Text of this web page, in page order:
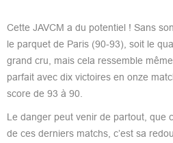
Cette JAVCM a du potentiel ! Sans
le parquet de Paris (90-93), soit le
grand cru, mais cela ressemble
parfait avec dix victoires en onze
score de 93 à 90.
Le danger peut venir de partout, que
de ces derniers matchs, c’est sa